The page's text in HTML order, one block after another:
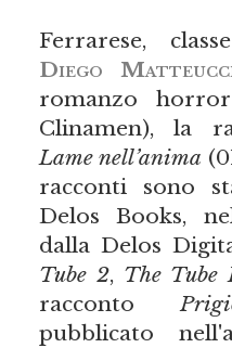
Ferrarese,
Diego
romanzo
Clinamen), la
Lame nell’anima
racconti sono
Delos Books,
dalla Delos
Tube 2, The Tube
racconto
pubblicato